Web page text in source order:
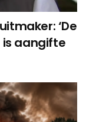
‘De
is aangifte